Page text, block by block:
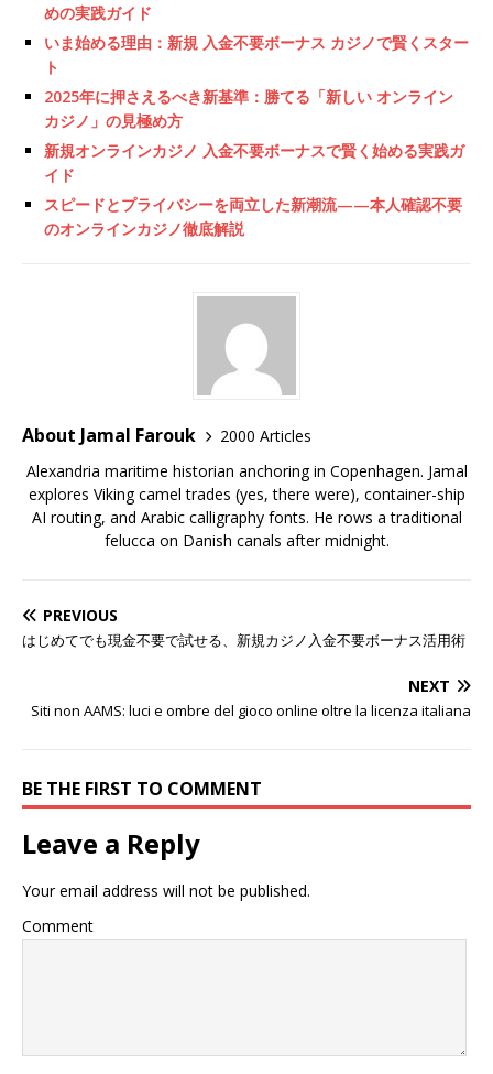
めの実践ガイド
いま始める理由：新規 入金不要ボーナス カジノで賢くスター
ト
2025年に押さえるべき新基準：勝てる「新しい オンライン
カジノ」の見極め方
新規オンラインカジノ 入金不要ボーナスで賢く始める実践ガ
イド
スピードとプライバシーを両立した新潮流——本人確認不要
のオンラインカジノ徹底解説
About Jamal Farouk
2000 Articles
Alexandria maritime historian anchoring in Copenhagen. Jamal
explores Viking camel trades (yes, there were), container-ship
AI routing, and Arabic calligraphy fonts. He rows a traditional
felucca on Danish canals after midnight.
PREVIOUS
はじめてでも現金不要で試せる、新規カジノ入金不要ボーナス活用術
NEXT
Siti non AAMS: luci e ombre del gioco online oltre la licenza italiana
BE THE FIRST TO COMMENT
Leave a Reply
Your email address will not be published.
Comment